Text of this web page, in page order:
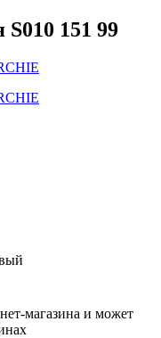
151 99
магазина и может